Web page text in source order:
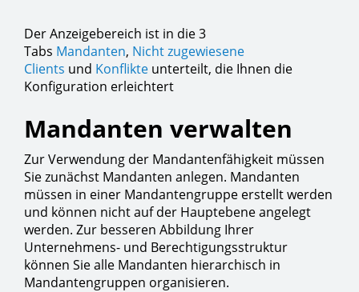
Der Anzeigebereich ist in die 3
Tabs Mandanten, Nicht zugewiesene
Clients und Konflikte unterteilt, die Ihnen die
Konfiguration erleichtert
Mandanten verwalten
Zur Verwendung der Mandantenfähigkeit müssen
Sie zunächst Mandanten anlegen. Mandanten
müssen in einer Mandantengruppe erstellt werden
und können nicht auf der Hauptebene angelegt
werden. Zur besseren Abbildung Ihrer
Unternehmens- und Berechtigungsstruktur
können Sie alle Mandanten hierarchisch in
Mandantengruppen organisieren.